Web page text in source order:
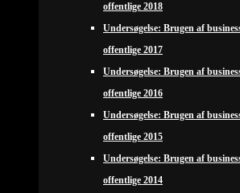
offentlige 2018
Undersøgelse: Brugen af
offentlige 2017
Undersøgelse: Brugen af
offentlige 2016
Undersøgelse: Brugen af
offentlige 2015
Undersøgelse: Brugen af
offentlige 2014